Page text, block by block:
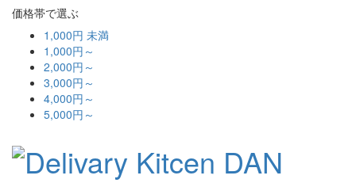
価格帯で選ぶ
1,000円 未満
1,000円～
2,000円～
3,000円～
4,000円～
5,000円～